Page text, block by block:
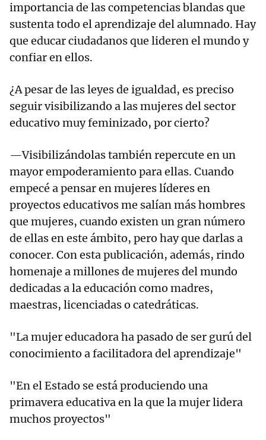
importancia de las competencias blandas que
sustenta todo el aprendizaje del alumnado. Hay
que educar ciudadanos que lideren el mundo y
confiar en ellos.
¿A pesar de las leyes de igualdad, es preciso
seguir visibilizando a las mujeres del sector
educativo muy feminizado, por cierto?
—Visibilizándolas también repercute en un
mayor empoderamiento para ellas. Cuando
empecé a pensar en mujeres líderes en
proyectos educativos me salían más hombres
que mujeres, cuando existen un gran número
de ellas en este ámbito, pero hay que darlas a
conocer. Con esta publicación, además, rindo
homenaje a millones de mujeres del mundo
dedicadas a la educación como madres,
maestras, licenciadas o catedráticas.
"La mujer educadora ha pasado de ser gurú del
conocimiento a facilitadora del aprendizaje"
"En el Estado se está produciendo una
primavera educativa en la que la mujer lidera
muchos proyectos"